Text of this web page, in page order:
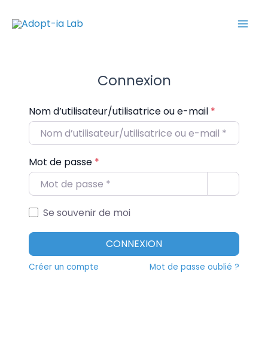
Connexion
Nom d’utilisateur/utilisatrice ou e-mail *
Mot de passe *
Se souvenir de moi
CONNEXION
Créer un compte Mot de passe oublié ?